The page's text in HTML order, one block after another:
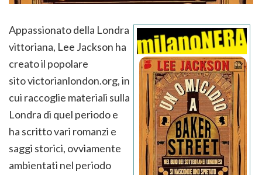
Appassionato della Londra
vittoriana, Lee Jackson ha
creato il popolare
sito victorianlondon.org, in
cui raccoglie materiali sulla
Londra di quel periodo e
ha scritto vari romanzi e
saggi storici, ovviamente
ambientati nel periodo